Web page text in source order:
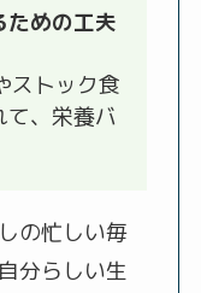
ための工夫
ストック食
、栄養バ
の忙しい毎
分らしい生